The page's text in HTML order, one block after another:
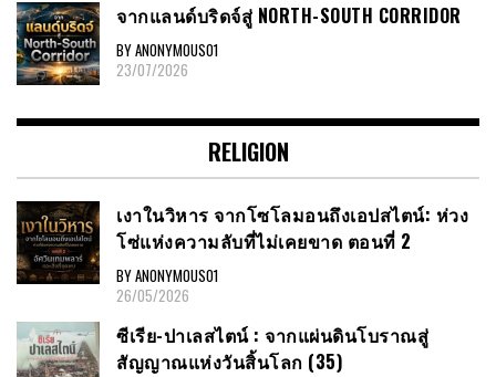
จากแลนด์บริดจ์สู่ NORTH-SOUTH CORRIDOR
BY ANONYMOUS01
23/07/2026
RELIGION
เงาในวิหาร จากโซโลมอนถึงเอปสไตน์: ห่วง
โซ่แห่งความลับที่ไม่เคยขาด ตอนที่ 2
BY ANONYMOUS01
26/05/2026
ซีเรีย​-ปาเลสไตน์​ : จากแผ่นดินโบราณสู่
สัญญาณ​แห่งวันสิ้นโลก​ (35)